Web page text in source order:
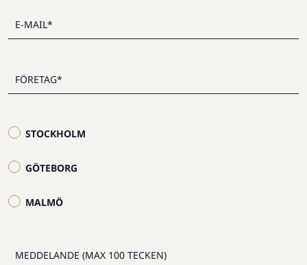
STOCKHOLM
GÖTEBORG
MALMÖ